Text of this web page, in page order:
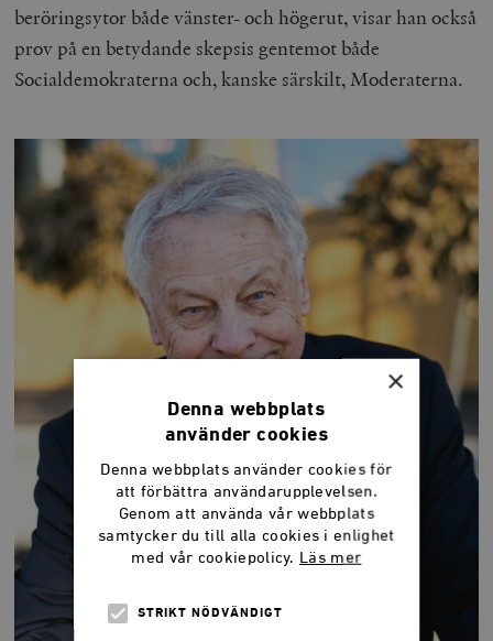
beröringsytor både vänster- och högerut, visar han också
prov på en betydande skepsis gentemot både
Socialdemokraterna och, kanske särskilt, Moderaterna.
×
Denna webbplats
använder cookies
Denna webbplats använder cookies för
att förbättra användarupplevelsen.
Genom att använda vår webbplats
samtycker du till alla cookies i enlighet
med vår cookiepolicy. Läs mer
STRIKT NÖDVÄNDIGT